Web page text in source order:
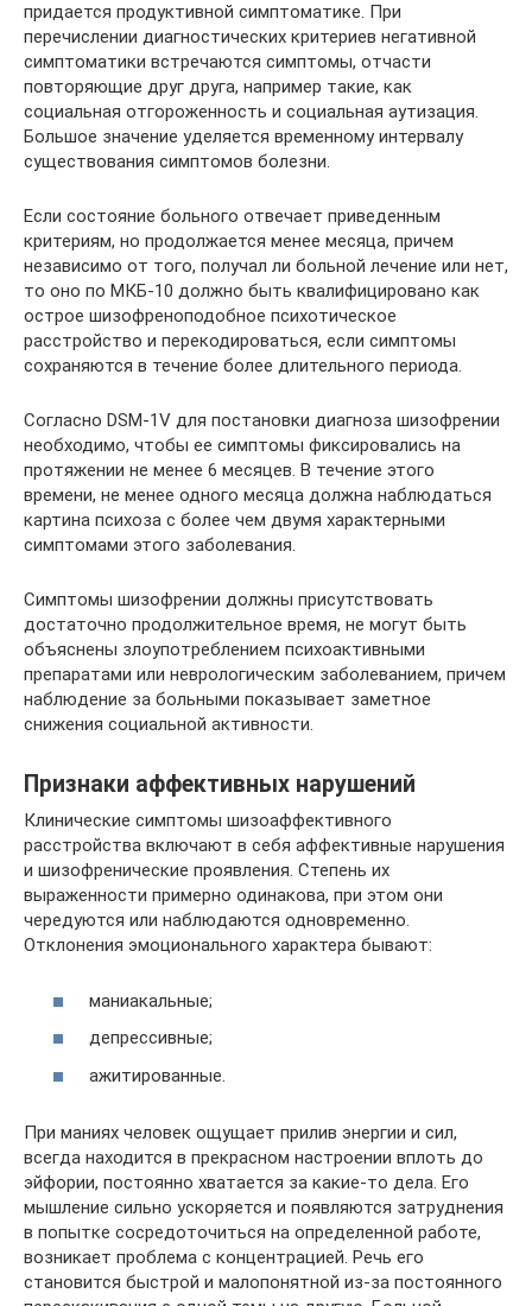
придается продуктивной симптоматике. При
перечислении диагностических критериев негативной
симптоматики встречаются симптомы, отчасти
повторяющие друг друга, например такие, как
социальная отгороженность и социальная аутизация.
Большое значение уделяется временному интервалу
существования симптомов болезни.
Если состояние больного отвечает приведенным
критериям, но продолжается менее месяца, причем
независимо от того, получал ли больной лечение или нет,
то оно по МКБ-10 должно быть квалифицировано как
острое шизофреноподобное психотическое
расстройство и перекодироваться, если симптомы
сохраняются в течение более длительного периода.
Согласно DSM-1V для постановки диагноза шизофрении
необходимо, чтобы ее симптомы фиксировались на
протяжении не менее 6 месяцев. В течение этого
времени, не менее одного месяца должна наблюдаться
картина психоза с более чем двумя характерными
симптомами этого заболевания.
Симптомы шизофрении должны присутствовать
достаточно продолжительное время, не могут быть
объяснены злоупотреблением психоактивными
препаратами или неврологическим заболеванием, причем
наблюдение за больными показывает заметное
снижения социальной активности.
Признаки аффективных нарушений
Клинические симптомы шизоаффективного
расстройства включают в себя аффективные нарушения
и шизофренические проявления. Степень их
выраженности примерно одинакова, при этом они
чередуются или наблюдаются одновременно.
Отклонения эмоционального характера бывают:
маниакальные;
депрессивные;
ажитированные.
При маниях человек ощущает прилив энергии и сил,
всегда находится в прекрасном настроении вплоть до
эйфории, постоянно хватается за какие-то дела. Его
мышление сильно ускоряется и появляются затруднения
в попытке сосредоточиться на определенной работе,
возникает проблема с концентрацией. Речь его
становится быстрой и малопонятной из-за постоянного